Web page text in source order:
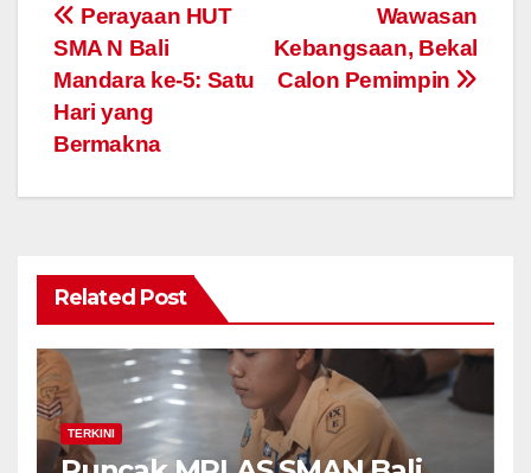
Navigasi
pos
Wawasan
Kebangsaan, Bekal
Calon Pemimpin
Perayaan HUT
SMA N Bali
Mandara ke-5: Satu
Hari yang
Bermakna
Related Post
TERKINI